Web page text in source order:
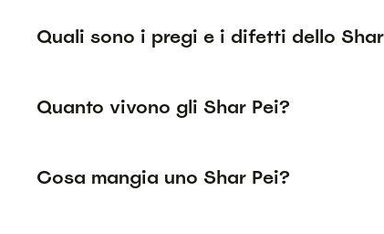
Quali sono i pregi e i difetti dello
Quanto vivono gli Shar Pei?
Cosa mangia uno Shar Pei?